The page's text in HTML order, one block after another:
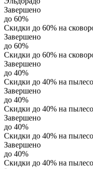
Завершено
до 60%
Скидки до 60% на
Завершено
до 60%
Скидки до 60% на
Завершено
до 40%
Скидки до 40% на
Завершено
до 40%
Скидки до 40% на
Завершено
до 40%
Скидки до 40% на
Завершено
до 40%
Скидки до 40% на